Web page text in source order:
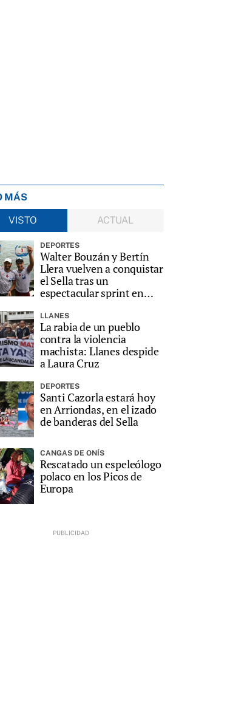
MÁS
VISTO
ACTUAL
DEPORTES
Walter Bouzán y Bertín
Llera vuelven a conquistar
el Sella tras un
espectacular sprint en
LLANES
La rabia de un pueblo
contra la violencia
machista: Llanes despide
a Laura Cruz
DEPORTES
Santi Cazorla estará hoy
en Arriondas, en el izado
de banderas del Sella
CANGAS DE ONÍS
Rescatado un espeleólogo
polaco en los Picos de
Europa